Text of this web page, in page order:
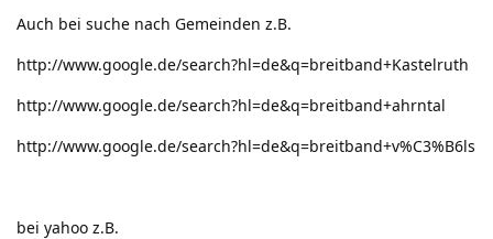
Auch bei suche nach Gemeinden z.B.
http://www.google.de/search?hl=de&q=breitband+Kastelruth
http://www.google.de/search?hl=de&q=breitband+ahrntal
http://www.google.de/search?hl=de&q=breitband+v%C3%B6ls
bei yahoo z.B.